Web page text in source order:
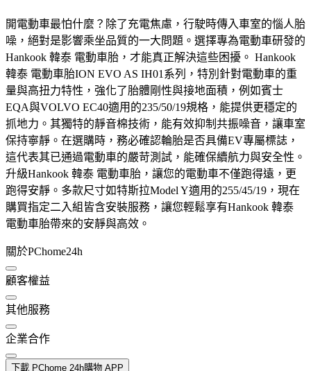
開電動車最怕什麼？除了充電焦慮，行駛時傳入車室的惱人胎
噪，絕對是影響乘坐品質的一大問題。選擇專為電動車研發的
Hankook 韓泰 電動車胎，才能真正解決這些困擾。 Hankook
韓泰 電動車胎ION EVO AS IH01系列，特別針對電動車的重
量與高扭力特性，強化了胎體剛性與接地面積，例如賓士
EQA與VOLVO EC40適用的235/50/19規格，能提供更穩定的
抓地力。其獨特的靜音棉技術，能有效抑制共振噪音，讓車室
保持寧靜。在選購時，務必確認輪胎是否具備EV專屬標誌，
這代表其已通過電動車的嚴苛測試，能確保續航力與安全性。
升級Hankook 韓泰 電動車胎，讓您的電動車不僅跑得遠，更
跑得安靜。多款尺寸如特斯拉Model Y適用的255/45/19，現在
購買指定二入組皆含安裝服務，讓您輕鬆享有Hankook 韓泰
電動車胎帶來的安靜與高效。
關於PChome24h
顧客權益
其他服務
企業合作
下載 PChome 24h購物 APP